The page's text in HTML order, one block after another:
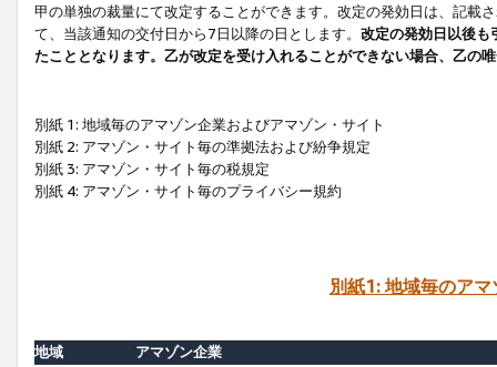
甲の単独の裁量にて改定することができます。改定の発効日は、記載
て、当該通知の交付日から7日以降の日とします。 改定の発効日以後も
たこととなります。乙が改定を受け入れることができない場合、乙の
別紙 1: 地域毎のアマゾン企業およびアマゾン・サイト
別紙 2: アマゾン・サイト毎の準拠法および紛争規定
別紙 3: アマゾン・サイト毎の税規定
別紙 4: アマゾン・サイト毎のプライバシー規約
別紙1: 地域毎のア
地域
アマゾン企業